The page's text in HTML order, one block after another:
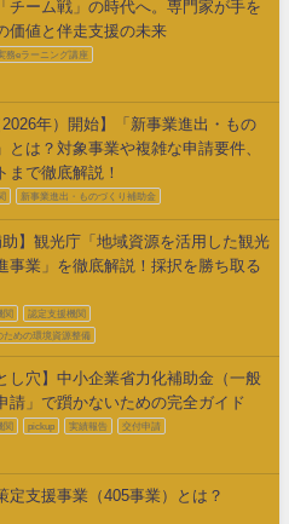
チーム戦」の時代へ。専門家が手を
価値と伴走支援の未来
務eラーニング講座
2026年）開始】「新事業進出・もの
とは？対象事業や複雑な申請要件、
まで徹底解説！
新事業進出・ものづくり補助金
助】観光庁「地域資源を活用した観光
事業」を徹底解説！採択を勝ち取る
関 認定支援機関
めの環境資源整備
し穴】中小企業省力化補助金（一般
請」で躓かないための完全ガイド
関 pickup 実績報告 交付申請
定支援事業（405事業）とは？